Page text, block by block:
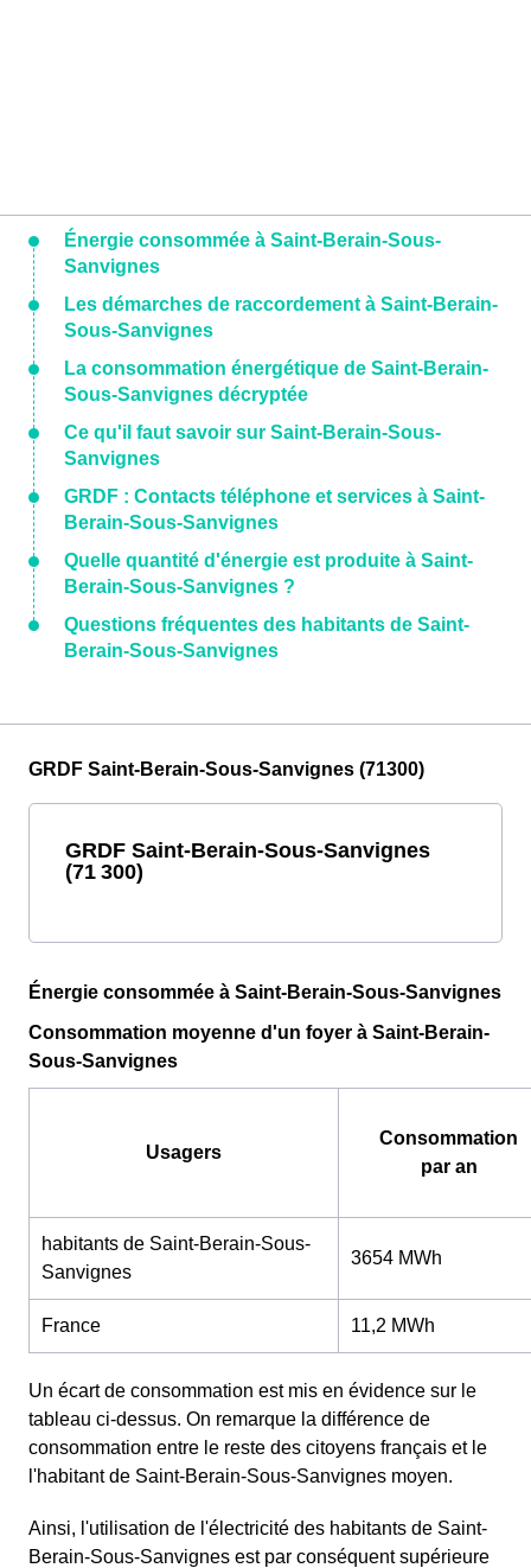
Énergie consommée à Saint-Berain-Sous-
Sanvignes
Les démarches de raccordement à Saint-Berain-
Sous-Sanvignes
La consommation énergétique de Saint-Berain-
Sous-Sanvignes décryptée
Ce qu'il faut savoir sur Saint-Berain-Sous-
Sanvignes
GRDF : Contacts téléphone et services à Saint-
Berain-Sous-Sanvignes
Quelle quantité d'énergie est produite à Saint-
Berain-Sous-Sanvignes ?
Questions fréquentes des habitants de Saint-
Berain-Sous-Sanvignes
GRDF Saint-Berain-Sous-Sanvignes (71300)
GRDF Saint-Berain-Sous-Sanvignes
(71 300)
Énergie consommée à Saint-Berain-Sous-Sanvignes
Consommation moyenne d'un foyer à Saint-Berain-
Sous-Sanvignes
Usagers
Consommation
par an
habitants de Saint-Berain-Sous-
Sanvignes
3654 MWh
France 11,2 MWh
Un écart de consommation est mis en évidence sur le
tableau ci-dessus. On remarque la différence de
consommation entre le reste des citoyens français et le
l'habitant de Saint-Berain-Sous-Sanvignes moyen.
Ainsi, l'utilisation de l'électricité des habitants de Saint-
Berain-Sous-Sanvignes est par conséquent supérieure